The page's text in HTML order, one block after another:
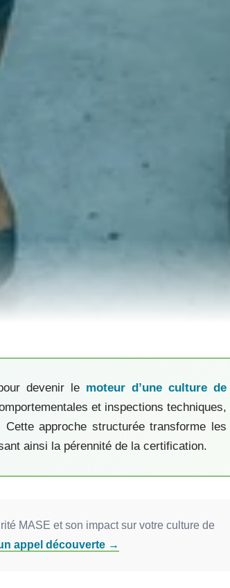
devenir le moteur d’une culture de
et inspections techniques,
Cette approche structurée transforme les
ainsi la pérennité de la certification.
MASE et son impact sur votre culture de
appel découverte →